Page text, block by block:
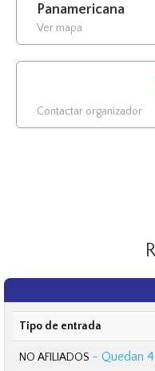
Panamericana
Ver mapa
Contactar organizador
Tipo de entrada
NO AFILIADOS - Quedan 4